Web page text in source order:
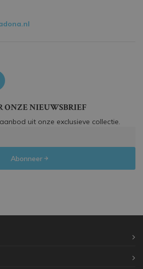
ONZE NIEUWSBRIEF
uit onze exclusieve collectie.
Abonneer